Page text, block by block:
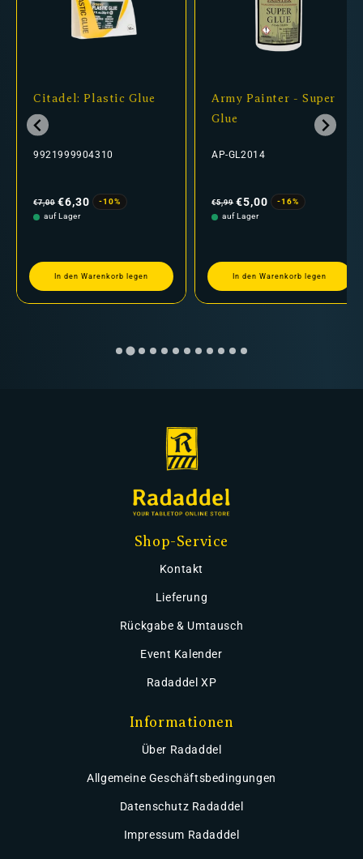
Citadel: Plastic Glue
9921999904310
Preis
€7,00 €6,30
-10%
auf Lager
In den Warenkorb legen
Army Painter - Super
Glue
AP-GL2014
Preis
€5,99 €5,00
-16%
auf Lager
In den Warenkorb legen
Shop-Service
Kontakt
Lieferung
Rückgabe & Umtausch
Event Kalender
Radaddel XP
Informationen
Über Radaddel
Allgemeine Geschäftsbedingungen
Datenschutz Radaddel
Impressum Radaddel